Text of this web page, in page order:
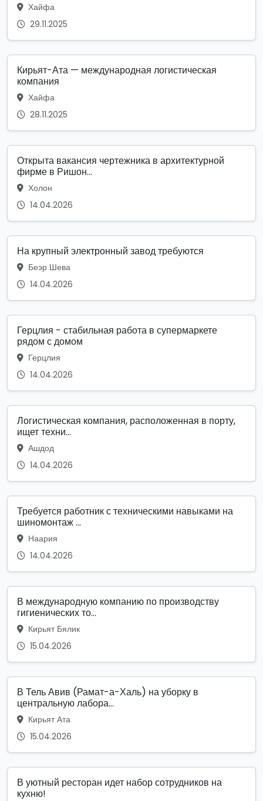
Хайфа
29.11.2025
Кирьят-Ата — международная логистическая
компания
Хайфа
28.11.2025
Открыта вакансия чертежника в архитектурной
фирме в Ришон...
Холон
14.04.2026
На крупный электронный завод требуются
Беэр Шева
14.04.2026
Герцлия - стабильная работа в супермаркете
рядом с домом
Герцлия
14.04.2026
Логистическая компания, расположенная в порту,
ищет техни...
Ашдод
14.04.2026
Требуется работник с техническими навыками на
шиномонтаж ...
Наария
14.04.2026
В международную компанию по производству
гигиенических то...
Кирьят Бялик
15.04.2026
В Тель Авив (Рамат-а-Халь) на уборку в
центральную лабора...
Кирьят Ата
15.04.2026
В уютный ресторан идет набор сотрудников на
кухню!